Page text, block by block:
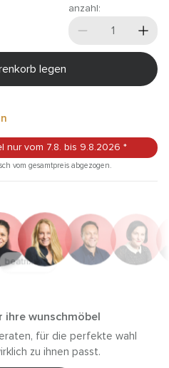
anzahl:
legen
nur vom 7.8. bis 9.8.2026 *
vom gesamtpreis abgezogen.
wunschmöbel
für die perfekte wahl
zu ihnen passt.
anna trautz